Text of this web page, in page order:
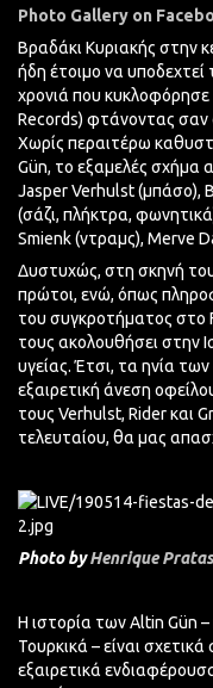
Photo Gallery on
Βραδάκι Κυριακής στην
ήδη έτοιμο να
χρονιά που
Records) φτάνοντας σαν
Χωρίς περαιτέρω
Gün, το εξαμελές σχήμα
Jasper Verhulst (μπάσο),
(σάζι, πλήκτρα,
Smienk (ντραμς), Merve
Δυστυχώς, στη σκηνή
πρώτοι, ενώ, όπως
του συγκροτήματος στο
τους ακολουθήσει στην
υγείας. Έτσι, τα ηνία
εξαιρετική άνεση
τους Verhulst, Rider και
τελευταίου, θα μας
Photo byHenrique Pratas
Η ιστορία των Altin Gün
Τουρκικά – είναι
εξαιρετικά